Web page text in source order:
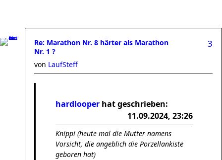
Re: Marathon Nr. 8 härter als Marathon
Nr. 1 ?
3
von LaufSteff
hardlooper hat geschrieben:
11.09.2024, 23:26
Knippi (heute mal die Mutter namens
Vorsicht, die angeblich die Porzellankiste
geboren hat)